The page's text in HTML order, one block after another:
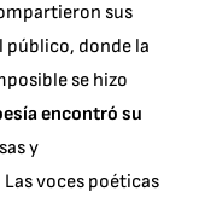
sus
público, donde la
se hizo
encontró su
y
voces poéticas